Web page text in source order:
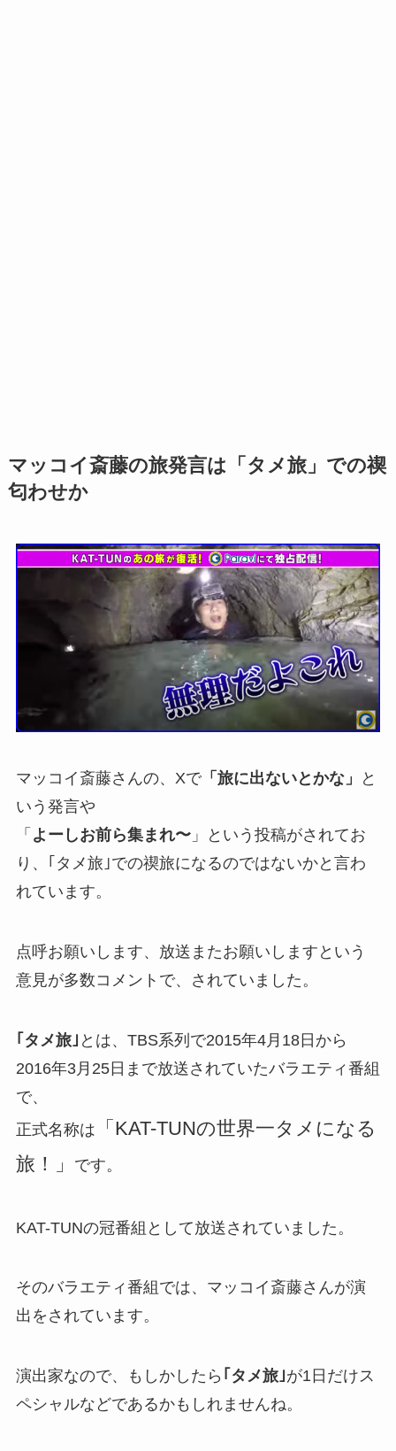
マッコイ斎藤の旅発言は「タメ旅」での禊
匂わせか
マッコイ斎藤さんの、Xで「旅に出ないとかな」
と
いう発言や
「 よーしお前ら集まれ〜」という投稿がされてお
り、｢タメ旅｣での禊旅になるのではないかと言わ
れています。
点呼お願いします、放送またお願いしますという
意見が多数コメントで、されていました。
｢タメ旅｣ とは、TBS系列で2015年4月18日から
2016年3月25日まで放送されていたバラエティ番組
で、
正式名称は
「KAT-TUNの世界一タメになる
旅！」
です。
KAT-TUNの冠番組として放送されていました。
そのバラエティ番組では、マッコイ斎藤さんが演
出をされています。
演出家なので、もしかしたら ｢タメ旅｣が1日だけス
ペシャルなどであるかもしれませんね。